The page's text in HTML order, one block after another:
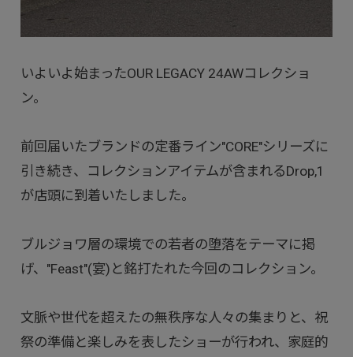
いよいよ始まったOUR LEGACY 24AWコレクショ
ン。
前回届いたブランドの定番ライン"CORE"シリーズに
引き続き、コレクションアイテムが含まれるDrop,1
が店頭に到着いたしました。
ブルジョワ層の環境での若者の堕落をテーマに掲
げ、"Feast"(宴)と銘打たれた今回のコレクション。
文脈や世代を超えたの無秩序な人々の集まりと、祝
祭の準備と楽しみを表したショーが行われ、家庭的